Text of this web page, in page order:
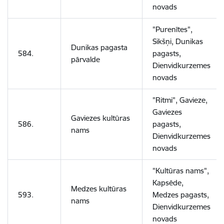
novads
584.
Dunikas pagasta
pārvalde
"Purenītes",
Sikšņi, Dunikas
pagasts,
Dienvidkurzemes
novads
586.
Gaviezes kultūras
nams
"Ritmi", Gavieze,
Gaviezes
pagasts,
Dienvidkurzemes
novads
593.
Medzes kultūras
nams
"Kultūras nams",
Kapsēde,
Medzes pagasts,
Dienvidkurzemes
novads